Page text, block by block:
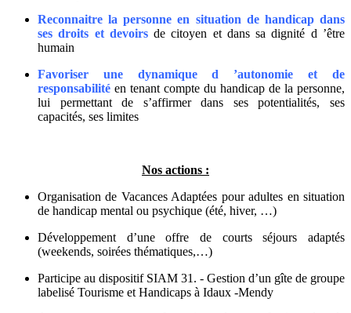
Reconnaitre la personne en situation de handicap dans
ses droits et devoirsde citoyen et dans sa dignité d ’être
humain
Favoriser une dynamique d ’autonomie et de
responsabilité en tenant compte du handicap de la personne,
lui permettant de s’affirmer dans ses potentialités, ses
capacités, ses limites
Nos actions :
Organisation de Vacances Adaptées pour adultes en situation
de handicap mental ou psychique (été, hiver, …)
Développement d’une offre de courts séjours adaptés
(weekends, soirées thématiques,…)
Participe au dispositif SIAM 31. - Gestion d’un gîte de groupe
labelisé Tourisme et Handicaps à Idaux -Mendy